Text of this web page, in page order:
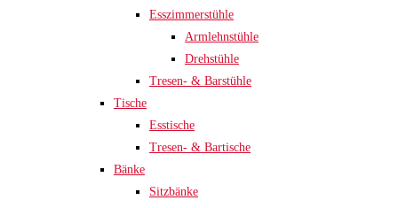
Esszimmerstühle
Armlehnstühle
Drehstühle
Tresen- & Barstühle
Tische
Esstische
Tresen- & Bartische
Bänke
Sitzbänke